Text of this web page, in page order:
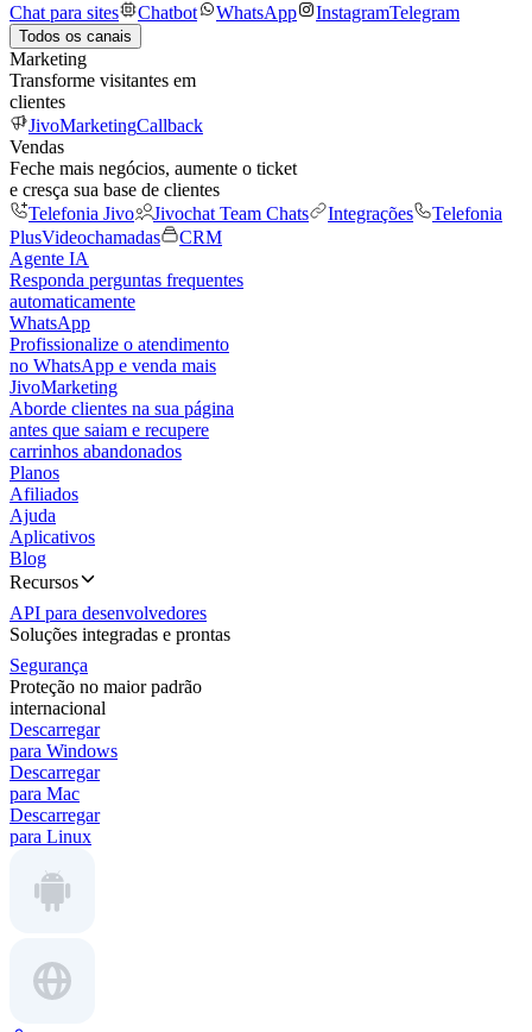
Chat para sites
Chatbot WhatsApp InstagramTelegram
Todos os canais
Marketing
Transforme visitantes em
clientes
JivoMarketingCallback
Vendas
Feche mais negócios, aumente o ticket
e cresça sua base de clientes
Telefonia Jivo
Jivochat Team Chats Integrações
Telefonia
PlusVideochamadas
CRM
Agente IA
Responda perguntas frequentes
automaticamente
WhatsApp
Profissionalize o atendimento
no WhatsApp e venda mais
JivoMarketing
Aborde clientes na sua página
antes que saiam e recupere
carrinhos abandonados
Planos
Afiliados
Ajuda
Aplicativos
Blog
Recursos
API para desenvolvedores
Soluções integradas e prontas
Segurança
Proteção no maior padrão
internacional
Descarregar
para Windows
Descarregar
para Mac
Descarregar
para Linux